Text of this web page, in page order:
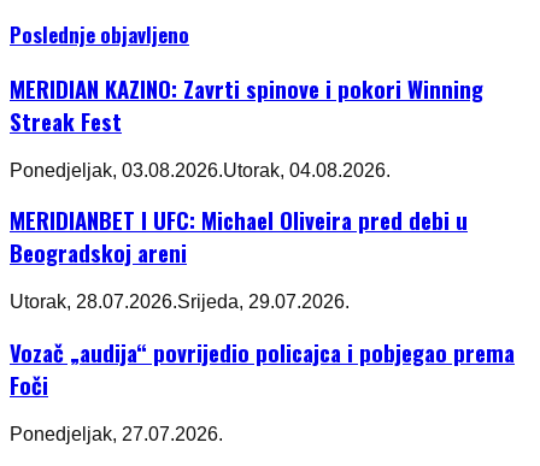
Poslednje objavljeno
MERIDIAN KAZINO: Zavrti spinove i pokori Winning
Streak Fest
Ponedjeljak, 03.08.2026.Utorak, 04.08.2026.
MERIDIANBET I UFC: Michael Oliveira pred debi u
Beogradskoj areni
Utorak, 28.07.2026.Srijeda, 29.07.2026.
Vozač „audija“ povrijedio policajca i pobjegao prema
Foči
Ponedjeljak, 27.07.2026.